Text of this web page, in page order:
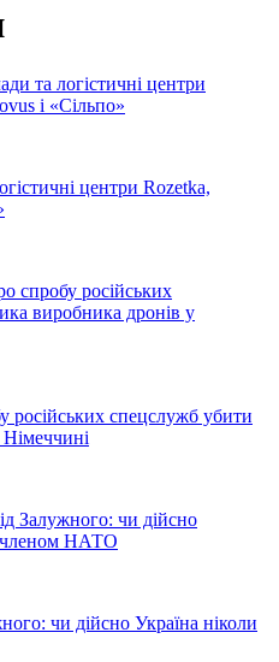
центри Rozetka,
російських спецслужб убити
чи дійсно Україна ніколи